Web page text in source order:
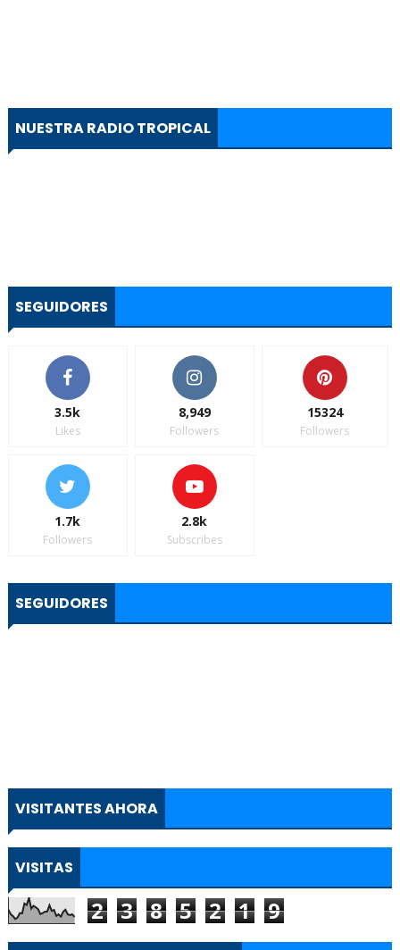
NUESTRA RADIO TROPICAL
SEGUIDORES
3.5k
Likes
8,949
Followers
15324
Followers
1.7k
Followers
2.8k
Subscribes
SEGUIDORES
VISITANTES AHORA
VISITAS
2 3 8 5 2 1 9